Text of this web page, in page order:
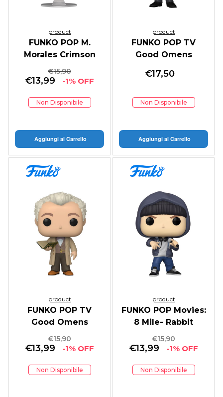
product
FUNKO POP M.
Morales Crimson
Cowl Suit
€15,90
€13,99 -1% OFF
Non Disponibile
Aggiungi al Carrello
product
FUNKO POP TV
Good Omens
€17,50
Non Disponibile
Aggiungi al Carrello
product
FUNKO POP TV
Good Omens
Aziraphale
€15,90
€13,99 -1% OFF
Non Disponibile
product
FUNKO POP Movies:
8 Mile- Rabbit
€15,90
€13,99 -1% OFF
Non Disponibile